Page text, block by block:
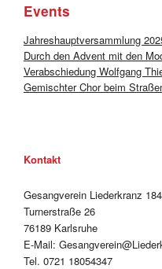
Events
Jahreshauptversammlung
Durch den Advent mit den
Verabschiedung Wolfgang
Gemischter Chor beim
Kontakt
Gesangverein Liederkranz
Turnerstraße 26
76189 Karlsruhe
E-Mail:
Tel. 0721 18054347